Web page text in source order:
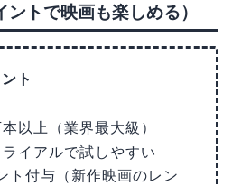
トで映画も楽しめる）
ト
以上（業界最大級）
イアルで試しやすい
ト付与（新作映画のレン